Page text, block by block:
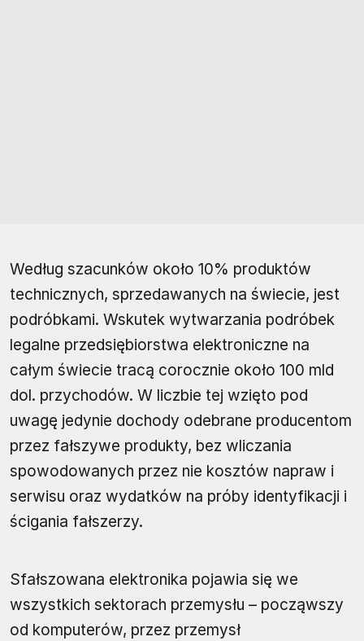
Według szacunków około 10% produktów
technicznych, sprzedawanych na świecie, jest
podróbkami. Wskutek wytwarzania podróbek
legalne przedsiębiorstwa elektroniczne na
całym świecie tracą corocznie około 100 mld
dol. przychodów. W liczbie tej wzięto pod
uwagę jedynie dochody odebrane producentom
przez fałszywe produkty, bez wliczania
spowodowanych przez nie kosztów napraw i
serwisu oraz wydatków na próby identyfikacji i
ścigania fałszerzy.
Sfałszowana elektronika pojawia się we
wszystkich sektorach przemysłu – począwszy
od komputerów, przez przemysł